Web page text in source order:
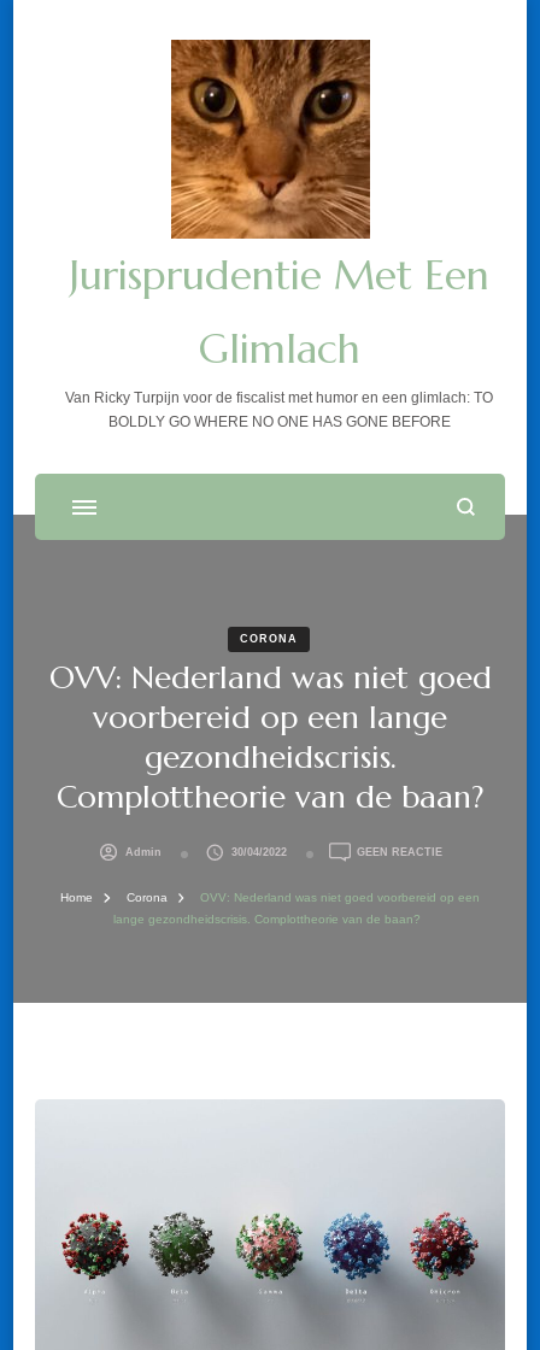
Jurisprudentie Met Een
Glimlach
Van Ricky Turpijn voor de fiscalist met humor en een glimlach: TO
BOLDLY GO WHERE NO ONE HAS GONE BEFORE
CORONA
OVV: Nederland was niet goed
voorbereid op een lange
gezondheidscrisis.
Complottheorie van de baan?
Admin 30/04/2022 GEEN REACTIEOP
WAS
Home Corona
OVV: Nederland was niet goed voorbereid op een
lange gezondheidscrisis. Complottheorie van de baan?